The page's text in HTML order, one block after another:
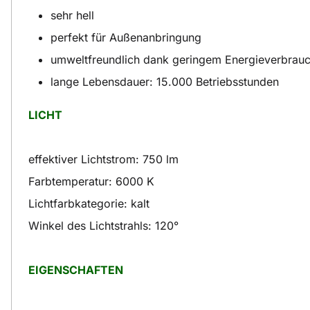
sehr hell
perfekt für Außenanbringung
umweltfreundlich dank geringem
lange Lebensdauer: 15.000 Betriebsstunden
LICHT
effektiver Lichtstrom: 750 lm
Farbtemperatur: 6000 K
Lichtfarbkategorie: kalt
Winkel des Lichtstrahls: 120°
EIGENSCHAFTEN